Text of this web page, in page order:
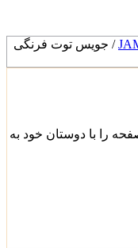
/ جویس توت فرنگی
را با دوستان خود به